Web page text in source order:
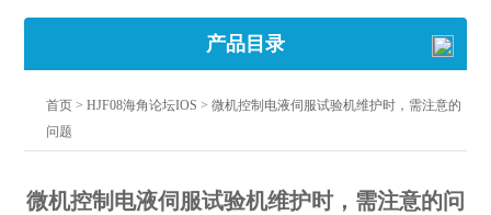
产品目录
首页 >HJF08海角论坛IOS > 微机控制电液伺服试验机维护时，需注意的
问题
微机控制电液伺服试验机维护时，需注意的问